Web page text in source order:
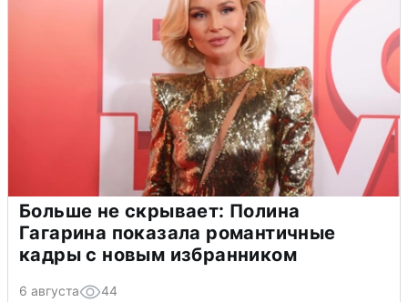
Больше не скрывает: Полина
Гагарина показала романтичные
кадры с новым избранником
6 августа 44